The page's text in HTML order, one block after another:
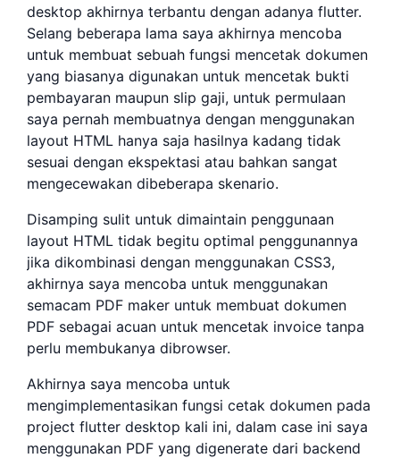
desktop akhirnya terbantu dengan adanya flutter.
Selang beberapa lama saya akhirnya mencoba
untuk membuat sebuah fungsi mencetak dokumen
yang biasanya digunakan untuk mencetak bukti
pembayaran maupun slip gaji, untuk permulaan
saya pernah membuatnya dengan menggunakan
layout HTML hanya saja hasilnya kadang tidak
sesuai dengan ekspektasi atau bahkan sangat
mengecewakan dibeberapa skenario.
Disamping sulit untuk dimaintain penggunaan
layout HTML tidak begitu optimal penggunannya
jika dikombinasi dengan menggunakan CSS3,
akhirnya saya mencoba untuk menggunakan
semacam PDF maker untuk membuat dokumen
PDF sebagai acuan untuk mencetak invoice tanpa
perlu membukanya dibrowser.
Akhirnya saya mencoba untuk
mengimplementasikan fungsi cetak dokumen pada
project flutter desktop kali ini, dalam case ini saya
menggunakan PDF yang digenerate dari backend